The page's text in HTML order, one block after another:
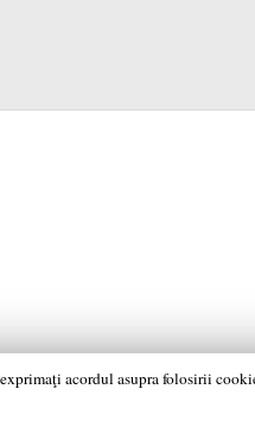
acordul asupra folosirii